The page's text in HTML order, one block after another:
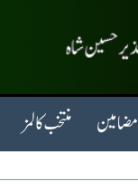
مضامین منتخب کالمز